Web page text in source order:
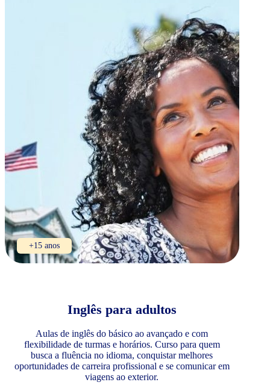
+15 anos
Inglês para adultos
Aulas de inglês do básico ao avançado e com
flexibilidade de turmas e horários. Curso para quem
busca a fluência no idioma, conquistar melhores
oportunidades de carreira profissional e se comunicar em
viagens ao exterior.